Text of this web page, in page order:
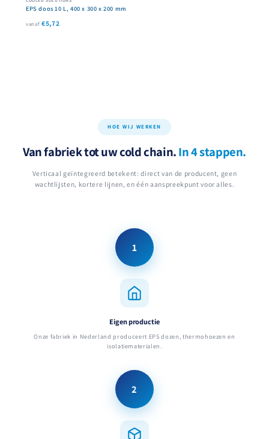
EPS doos 10 L, 400 x 300 x 200 mm
vanaf €5,72
HOE WIJ WERKEN
Van fabriek tot uw cold chain.In 4 stappen.
Verticaal geïntegreerd betekent: direct van de producent, geen
wachtlijsten, kortere lijnen, en één aanspreekpunt voor alles.
1
Eigen productie
Onze fabriek in Nederland produceert EPS dozen, thermohoezen en
isolatiematerialen.
2